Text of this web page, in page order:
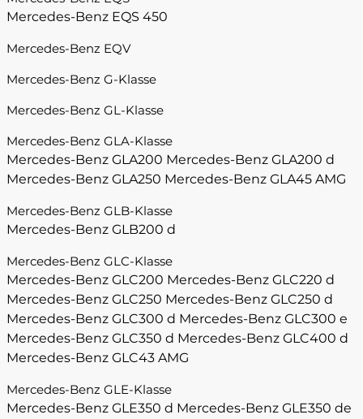
Mercedes-Benz EQS 450
Mercedes-Benz EQV
Mercedes-Benz G-Klasse
Mercedes-Benz GL-Klasse
Mercedes-Benz GLA-Klasse
Mercedes-Benz GLA200 Mercedes-Benz GLA200 d
Mercedes-Benz GLA250 Mercedes-Benz GLA45 AMG
Mercedes-Benz GLB-Klasse
Mercedes-Benz GLB200 d
Mercedes-Benz GLC-Klasse
Mercedes-Benz GLC200 Mercedes-Benz GLC220 d
Mercedes-Benz GLC250 Mercedes-Benz GLC250 d
Mercedes-Benz GLC300 d Mercedes-Benz GLC300 e
Mercedes-Benz GLC350 d Mercedes-Benz GLC400 d
Mercedes-Benz GLC43 AMG
Mercedes-Benz GLE-Klasse
Mercedes-Benz GLE350 d Mercedes-Benz GLE350 de